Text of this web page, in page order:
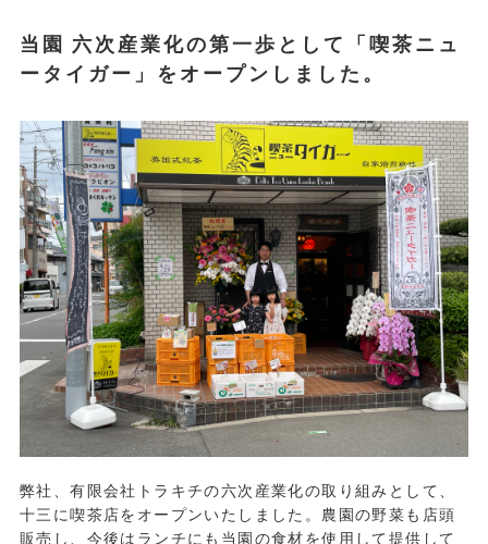
当園 六次産業化の第一歩として「喫茶ニュ
ータイガー」をオープンしました。
弊社、有限会社トラキチの六次産業化の取り組みとして、
十三に喫茶店をオープンいたしました。農園の野菜も店頭
販売し、今後はランチにも当園の食材を使用して提供して